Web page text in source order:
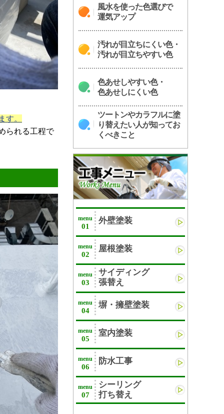
す。
られる工程で
風水を使った色選びで
運気アップ
汚れが目立ちにくい色・
汚れが目立ちやすい色
色あせしやすい色・
色あせしにくい色
ツートンやカラフルに塗
り替えたい人が知ってお
くべきこと
menu
01
外壁塗装
menu
02
屋根塗装
menu
03
サイディング
張替え
menu
04
塀・擁壁塗装
menu
05
室内塗装
menu
06
防水工事
menu
07
シーリング
打ち替え